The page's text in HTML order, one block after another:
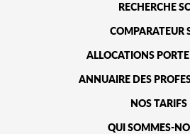
RECHERCHE
COMPARATEUR
ALLOCATIONS
ANNUAIRE DES
NOS TARIFS
QUI SOMMES-